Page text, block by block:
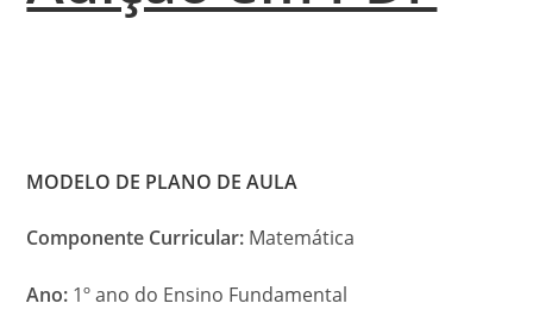
MODELO DE PLANO DE AULA
Componente Curricular: Matemática
Ano: 1º ano do Ensino Fundamental